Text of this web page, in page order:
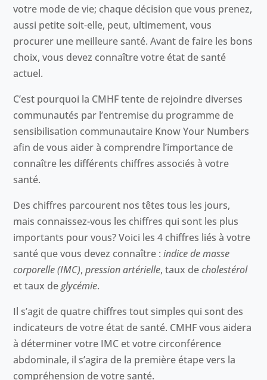
votre mode de vie; chaque décision que vous prenez,
aussi petite soit-elle, peut, ultimement, vous
procurer une meilleure santé. Avant de faire les bons
choix, vous devez connaître votre état de santé
actuel.
C’est pourquoi la CMHF tente de rejoindre diverses
communautés par l’entremise du programme de
sensibilisation communautaire Know Your Numbers
afin de vous aider à comprendre l’importance de
connaître les différents chiffres associés à votre
santé.
Des chiffres parcourent nos têtes tous les jours,
mais connaissez-vous les chiffres qui sont les plus
importants pour vous? Voici les 4 chiffres liés à votre
santé que vous devez connaître :indice de masse
corporelle (IMC),pression artérielle, taux decholestérol
et taux deglycémie.
Il s’agit de quatre chiffres tout simples qui sont des
indicateurs de votre état de santé. CMHF vous aidera
à déterminer votre IMC et votre circonférence
abdominale, il s’agira de la première étape vers la
compréhension de votre santé.